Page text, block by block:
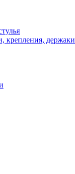
крепления, держаки